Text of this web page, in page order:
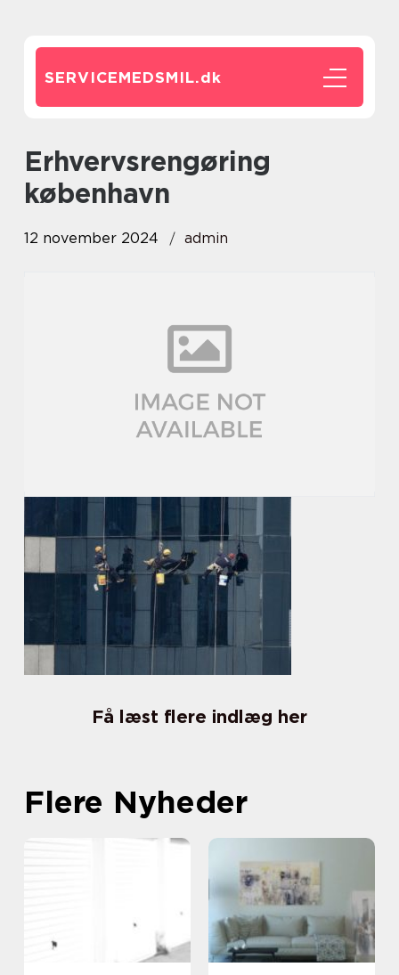
SERVICEMEDSMIL.dk
erhvervsrengøring
københavn
12 november 2024 admin
Få læst flere indlæg her
Flere Nyheder